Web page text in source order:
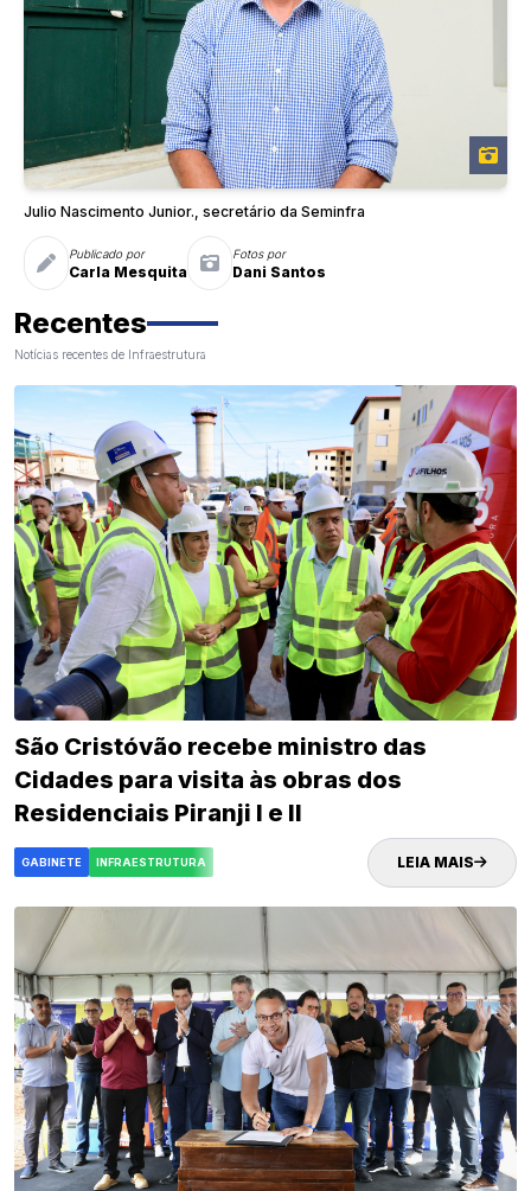
Julio Nascimento Junior., secretário da Seminfra
Publicado por
Carla Mesquita
Fotos por
Dani Santos
Recentes
Notícias recentes de Infraestrutura
São Cristóvão recebe ministro das
Cidades para visita às obras dos
Residenciais Piranji I e II
GABINETE INFRAESTRUTURA LEIA MAIS